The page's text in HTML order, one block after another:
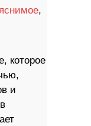
,
которое
и